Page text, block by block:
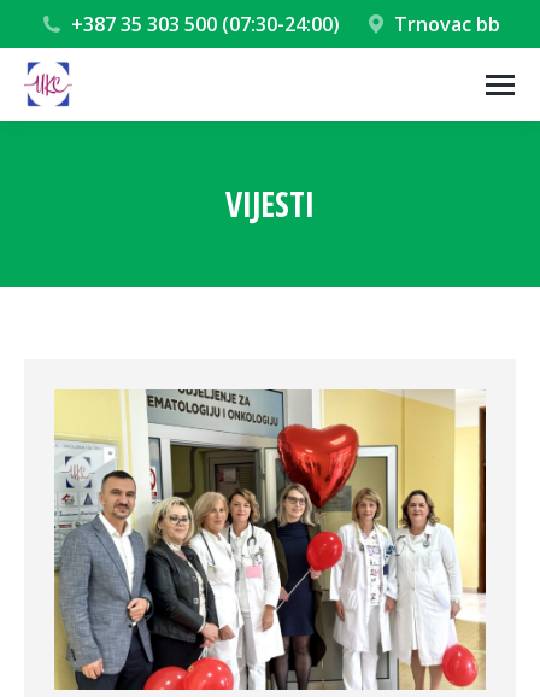
+387 35 303 500 (07:30-24:00) Trnovac bb
VIJESTI